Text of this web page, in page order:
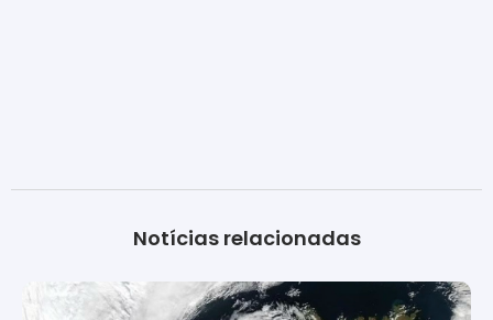
Notícias relacionadas